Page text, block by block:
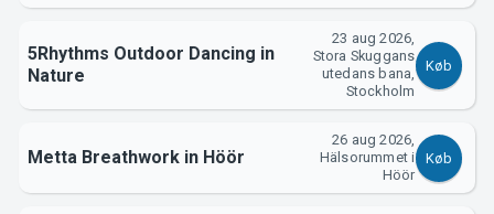
Support
5Rhythms Outdoor Dancing in
Nature
23 aug 2026,
Stora Skuggans
utedans bana,
Stockholm
Køb
Metta Breathwork in Höör
26 aug 2026,
Hälsorummet i
Höör
Køb